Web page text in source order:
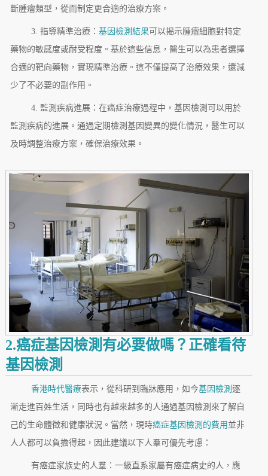
斷腫瘤類型，從而制定更合適的治療方案。
3. 指導精準治療： 基因檢測結果可以揭示腫瘤細胞對特定
藥物的敏感度或耐受程度。基於這些信息，醫生可以為患者選擇
合適的靶向藥物，實現精準治療。這不僅提高了治療效果，還減
少了不必要的副作用。
4. 監測疾病進展：在癌症治療過程中，基因檢測可以用於
監測疾病的進展。通過定期檢測基因變異的變化情況，醫生可以
及時調整治療方案，確保治療效果。
2.癌症基因檢測有必要做嗎？正確看待
基因檢測
香港時代醫療表示，從科研到臨牀應用，如今基因檢測 逐
漸走進百姓生活，同時也有越來越多的人通過基因檢測來了解自
己的生命體徵和健康狀況。當然，現時癌症基因檢測的費用 並非
人人都可以負擔得起，因此建議以下人羣可優先考慮：
有癌症家族史的人羣：一級直系家屬有癌症病史的人，應